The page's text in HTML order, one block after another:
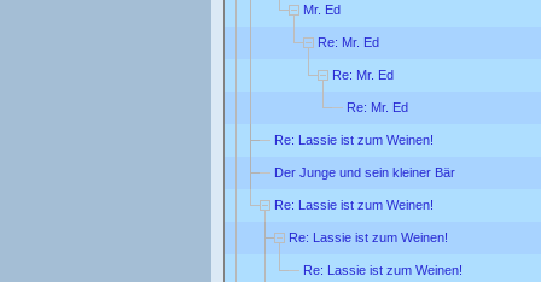
Mr. Ed
Re: Mr. Ed
Re: Mr. Ed
Re: Mr. Ed
Re: Lassie ist zum Weinen!
Der Junge und sein kleiner Bär
Re: Lassie ist zum Weinen!
Re: Lassie ist zum Weinen!
Re: Lassie ist zum Weinen!